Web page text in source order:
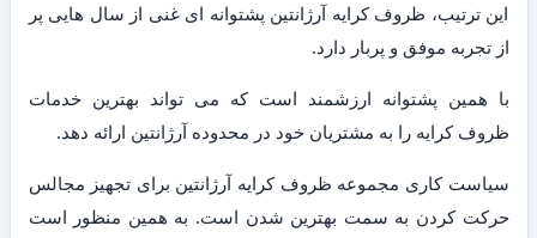
این ترتیب، ظروف کرایه آرژانتین پشتوانه ای غنی از سال هایی پر
از تجربه موفق و پربار دارد.
با همین پشتوانه ارزشمند است که می تواند بهترین خدمات
ظروف کرایه را به مشتریان خود در محدوده آرژانتین ارائه دهد.
سیاست کاری مجموعه ظروف کرایه آرژانتین برای تجهیز مجالس
حرکت کردن به سمت بهترین شدن است. به همین منظور است